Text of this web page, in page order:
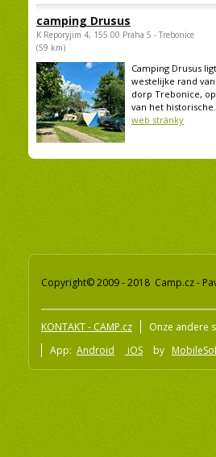
camping Drusus
K Reporyjim 4, 155 00 Praha 5 - Trebonice
(59 km)
Camping Drusus
westelijke rand
dorp Trebonice,
van het
web stránky
Copyright© 2009 - 2018 Camp.cz -
KONTAKT - CAMP.cz Onze andere
App: Android iOS by